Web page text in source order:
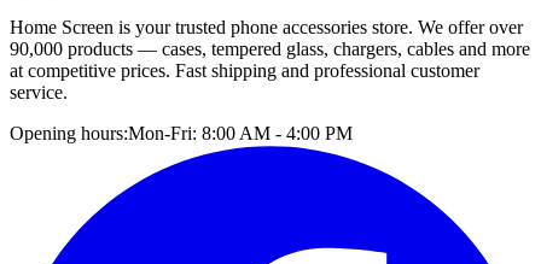
Home Screen is your trusted phone accessories store. We offer over
90,000 products — cases, tempered glass, chargers, cables and more
at competitive prices. Fast shipping and professional customer
service.
Opening hours:Mon-Fri: 8:00 AM - 4:00 PM